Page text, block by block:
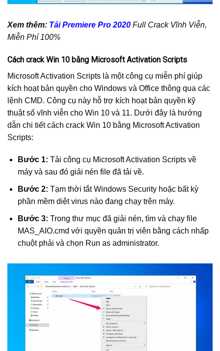
Xem thêm: Tải Premiere Pro 2020 Full Crack Vĩnh Viễn,
Miễn Phí 100%
Cách crack Win 10 bằng Microsoft Activation Scripts
Microsoft Activation Scripts là một công cụ miễn phí giúp
kích hoạt bản quyền cho Windows và Office thông qua các
lệnh CMD. Công cụ này hỗ trợ kích hoạt bản quyền kỹ
thuật số vĩnh viễn cho Win 10 và 11. Dưới đây là hướng
dẫn chi tiết cách crack Win 10 bằng Microsoft Activation
Scripts:
Bước 1: Tải công cụ Microsoft Activation Scripts về
máy và sau đó giải nén file đã tải về.
Bước 2: Tạm thời tắt Windows Security hoặc bất kỳ
phần mềm diệt virus nào đang chạy trên máy.
Bước 3: Trong thư mục đã giải nén, tìm và chạy file
MAS_AIO.cmd với quyền quản trị viên bằng cách nhấp
chuột phải và chọn Run as administrator.